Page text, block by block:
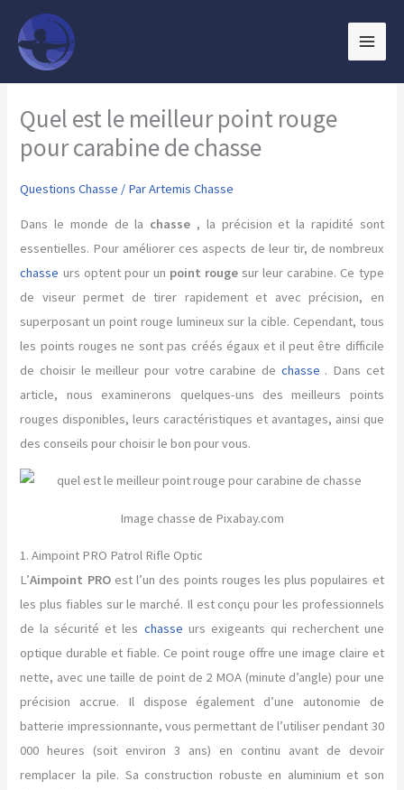
contenu
Quel est le meilleur point rouge
pour carabine de chasse
Questions Chasse / ParArtemis Chasse
Dans le monde de la chasse , la précision et la rapidité sont
essentielles. Pour améliorer ces aspects de leur tir, de nombreux
chasse urs optent pour un point rouge sur leur carabine. Ce type
de viseur permet de tirer rapidement et avec précision, en
superposant un point rouge lumineux sur la cible. Cependant, tous
les points rouges ne sont pas créés égaux et il peut être difficile
de choisir le meilleur pour votre carabine de chasse . Dans cet
article, nous examinerons quelques-uns des meilleurs points
rouges disponibles, leurs caractéristiques et avantages, ainsi que
des conseils pour choisir le bon pour vous.
Image chasse de Pixabay.com
1. Aimpoint PRO Patrol Rifle Optic
L’Aimpoint PROest l’un des points rouges les plus populaires et
les plus fiables sur le marché. Il est conçu pour les professionnels
de la sécurité et les chasse urs exigeants qui recherchent une
optique durable et fiable. Ce point rouge offre une image claire et
nette, avec une taille de point de 2 MOA (minute d’angle) pour une
précision accrue. Il dispose également d’une autonomie de
batterie impressionnante, vous permettant de l’utiliser pendant 30
000 heures (soit environ 3 ans) en continu avant de devoir
remplacer la pile. Sa construction robuste en aluminium et son